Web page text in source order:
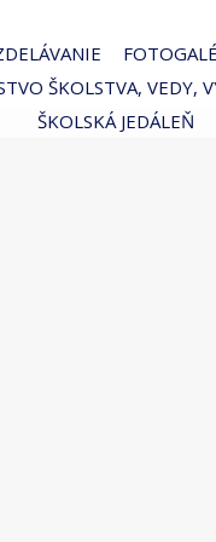
ŠKOLSTVA, VEDY,
ŠKOLSKÁ JEDÁLEŇ